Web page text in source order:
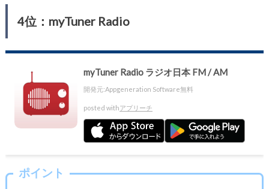
4位：myTuner Radio
myTuner Radio ラジオ日本 FM / AM
開発元:Appgeneration Software無料
posted withアプリーチ
ポイント